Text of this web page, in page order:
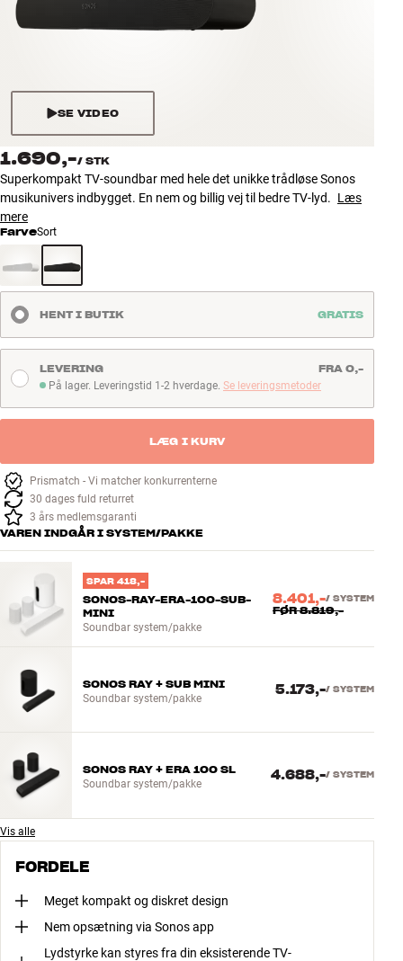
MÆRKER
NYHEDER
TILBUD
Find Butik
Kundeservice
Log ind
Byg med Lyd
SE VIDEO
1.690,-/ STK
Superkompakt TV-soundbar med hele det unikke trådløse Sonos
musikunivers indbygget. En nem og billig vej til bedre TV-lyd. Læs
mere
FarveSort
HENT I BUTIK GRATIS
På lager. Leveringstid 1-2 hverdage
På lager. Leveringstid 1-2 hverdage. Se leveringsmetoder
LEVERING FRA 0,-
LÆG I KURV
Prismatch - Vi matcher konkurrenterne
30 dages fuld returret
3 års medlemsgaranti
VAREN INDGÅR I SYSTEM/PAKKE
SPAR 418,-
SONOS-RAY-ERA-100-SUB-
MINI
Soundbar system/pakke
8.401,-/ SYSTEM
FØR8.819,-
SONOS RAY + SUB MINI
Soundbar system/pakke
5.173,-/ SYSTEM
SONOS RAY + ERA 100 SL
Soundbar system/pakke
4.688,-/ SYSTEM
Vis alle
FORDELE
Meget kompakt og diskret design
Nem opsætning via Sonos app
Lydstyrke kan styres fra din eksisterende TV-